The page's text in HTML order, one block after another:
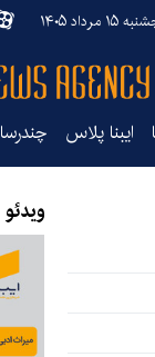
مرداد ۱۴۰۵
ایبنا پلاس
ویدئو